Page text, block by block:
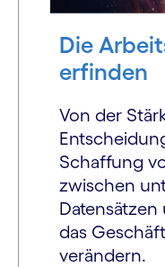
Die
erfinden
Von der
Schaffung
zwischen
Datensätzen
das
verändern.